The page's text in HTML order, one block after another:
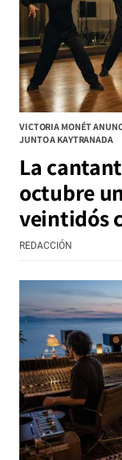
VICTORIA MONÉT
JUNTO A KAYTRANADA
La
octubre
veintidós
REDACCIÓN